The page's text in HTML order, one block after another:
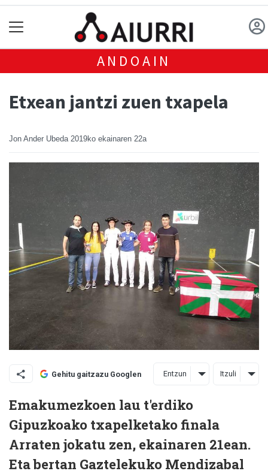
ANDOAIN
Etxean jantzi zuen txapela
Jon Ander Ubeda 2019ko ekainaren 22a
Gehitu gaitzazu Googlen Entzun Itzuli
Emakumezkoen lau t'erdiko
Gipuzkoako txapelketako finala
Arraten jokatu zen, ekainaren 21ean.
Eta bertan Gaztelekuko Mendizabal